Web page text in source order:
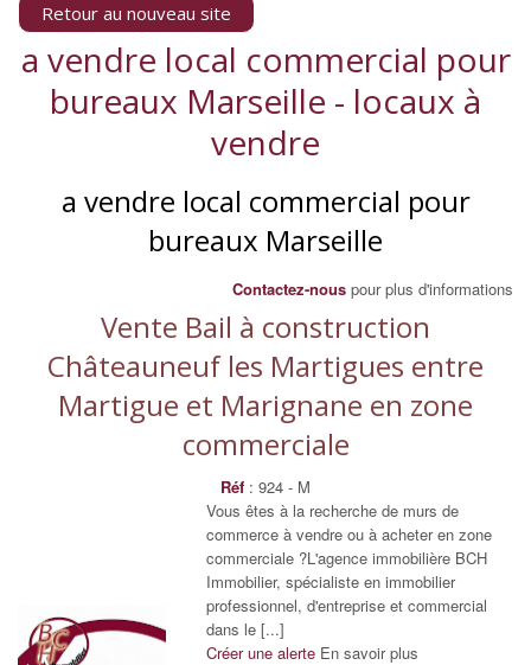
Retour au nouveau site
a vendre local commercial pour
bureaux Marseille - locaux à
vendre
a vendre local commercial pour
bureaux Marseille
Contactez-nous pour plus d'informations
Vente Bail à construction
Châteauneuf les Martigues entre
Martigue et Marignane en zone
commerciale
Réf : 924 - M
Vous êtes à la recherche de murs de
commerce à vendre ou à acheter en zone
commerciale ?L'agence immobilière BCH
Immobilier, spécialiste en immobilier
professionnel, d'entreprise et commercial
dans le [...]
Créer une alerte En savoir plus